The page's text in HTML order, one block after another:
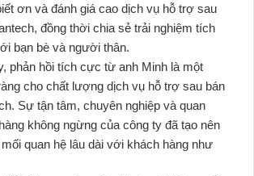
ơn và đánh giá cao dịch vụ hỗ trợ sau
đồng thời chia sẻ trải nghiệm tích
bạn bè và người thân.
phản hồi tích cực từ anh Minh là một
cho chất lượng dịch vụ hỗ trợ sau bán
Sự tận tâm, chuyên nghiệp và quan
không ngừng của công ty đã tạo nên
quan hệ lâu dài với khách hàng như